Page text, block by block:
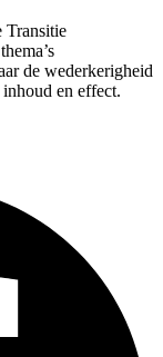
Transitie
de wederkerigheid
en effect.